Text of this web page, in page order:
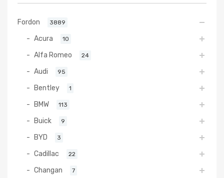
Fordon 3889
Acura 10
Alfa Romeo 24
Audi 95
Bentley 1
BMW 113
Buick 9
BYD 3
Cadillac 22
Changan 7